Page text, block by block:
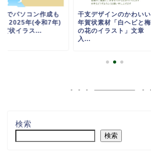
でパソコン作成も
！2025年(令和7年)
賀状イラス...
干支デザインのかわいい
年賀状素材「白ヘビと梅
の花のイラスト」文章
入...
検索
検索